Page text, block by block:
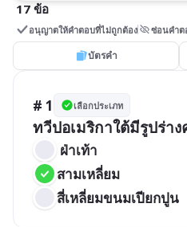
17 ข้อ
อนุญาตให้คำตอบที่ไม่ถูกต้อง ซ่อนคำต
บัตรคำ
# 1 เลือกประเภท
ทวีปอเมริกาใต้มีรูปร่า
ฝ่าเท้า
สามเหลี่ยม
สี่เหลี่ยมขนมเปียกปูน